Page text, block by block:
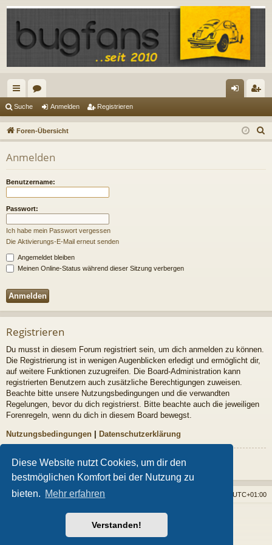
Diese Website nutzt Cookies, um dir den
bestmöglichen Komfort bei der Nutzung zu
bieten. Mehr erfahren
Verstanden!
ch
ne
llz
ug
riff
en m
el
ist
rie
Suche Anmelden Registrieren
Foren-Übersicht
u
Anmelden
Benutzername:
Passwort:
Ich habe mein Passwort vergessen
Die Aktivierungs-E-Mail erneut senden
Angemeldet bleiben
Meinen Online-Status während dieser Sitzung verbergen
Registrieren
Du musst in diesem Forum registriert sein, um dich anmelden zu können.
Die Registrierung ist in wenigen Augenblicken erledigt und ermöglicht dir,
auf weitere Funktionen zuzugreifen. Die Board-Administration kann
registrierten Benutzern auch zusätzliche Berechtigungen zuweisen.
Beachte bitte unsere Nutzungsbedingungen und die verwandten
Regelungen, bevor du dich registrierst. Bitte beachte auch die jeweiligen
Forenregeln, wenn du dich in diesem Board bewegst.
Nutzungsbedingungen | Datenschutzerklärung
Registrieren
Foren-Übersicht UTC+01:00
Powered byphpBB® Forum Software © phpBB Limited
Style vonArty- phpBB 3.3 von MrGaby
phpBB.de